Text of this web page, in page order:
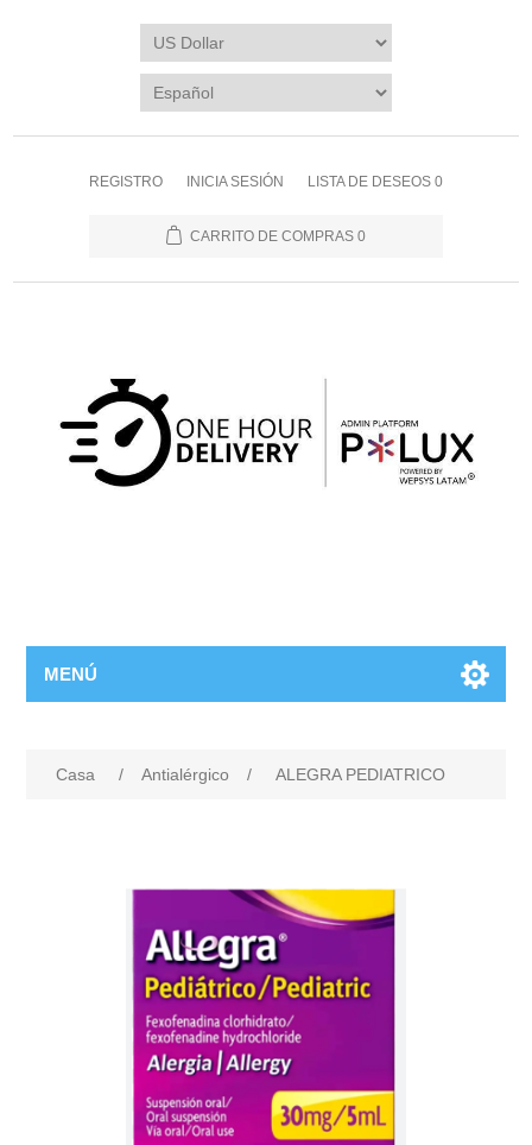
REGISTRO INICIA SESIÓN LISTA DE DESEOS 0
CARRITO DE COMPRAS 0
MENÚ
Casa / Antialérgico / ALEGRA PEDIATRICO